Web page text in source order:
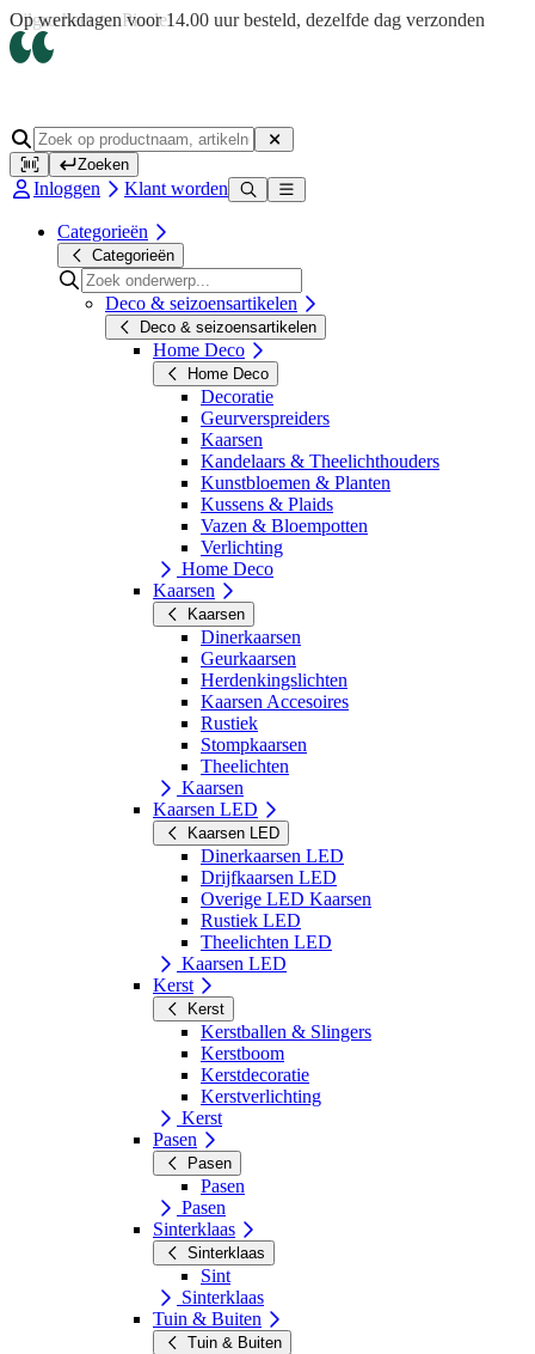
Op werkdagen voor 14.00 uur besteld, dezelfde dag verzonden
Zoeken
Inloggen Klant worden
Categorieën
Categorieën
Deco & seizoensartikelen
Deco & seizoensartikelen
Home Deco
Home Deco
Decoratie
Geurverspreiders
Kaarsen
Kandelaars & Theelichthouders
Kunstbloemen & Planten
Kussens & Plaids
Vazen & Bloempotten
Verlichting
Home Deco
Kaarsen
Kaarsen
Dinerkaarsen
Geurkaarsen
Herdenkingslichten
Kaarsen Accesoires
Rustiek
Stompkaarsen
Theelichten
Kaarsen
Kaarsen LED
Kaarsen LED
Dinerkaarsen LED
Drijfkaarsen LED
Overige LED Kaarsen
Rustiek LED
Theelichten LED
Kaarsen LED
Kerst
Kerst
Kerstballen & Slingers
Kerstboom
Kerstdecoratie
Kerstverlichting
Kerst
Pasen
Pasen
Pasen
Pasen
Sinterklaas
Sinterklaas
Sint
Sinterklaas
Tuin & Buiten
Tuin & Buiten